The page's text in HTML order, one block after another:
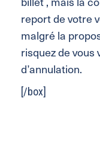
report de votre
malgré la
risquez de vous
d’annulation.
[/box]